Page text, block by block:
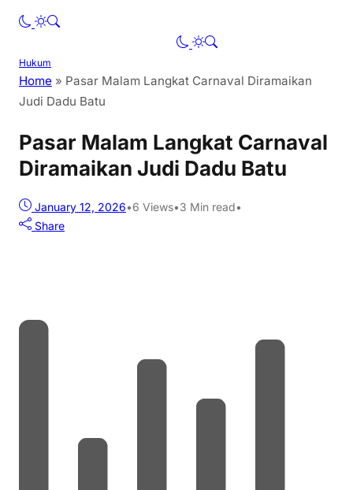
Hukum
Home » Pasar Malam Langkat Carnaval Diramaikan
Judi Dadu Batu
Pasar Malam Langkat Carnaval
Diramaikan Judi Dadu Batu
January 12, 2026•6 Views•3 Min read•
Share